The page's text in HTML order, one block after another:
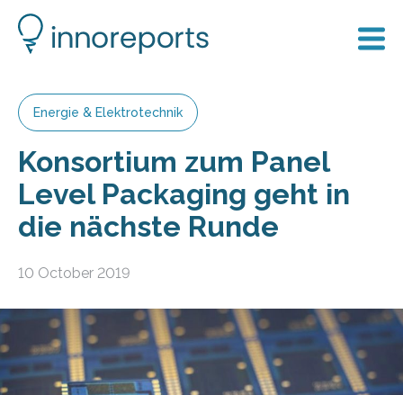
Energie & Elektrotechnik
Konsortium zum Panel
Level Packaging geht in
die nächste Runde
10 October 2019